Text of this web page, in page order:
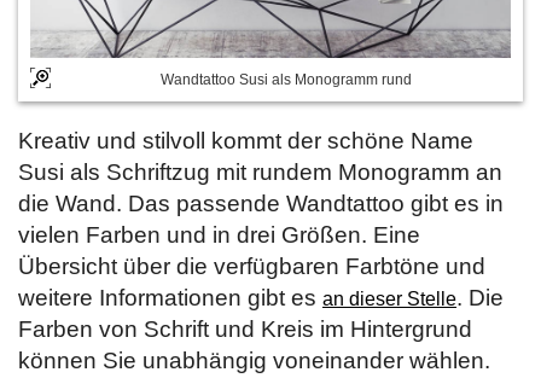
Wandtattoo Susi als Monogramm rund
Kreativ und stilvoll kommt der schöne Name
Susi als Schriftzug mit rundem Monogramm an
die Wand. Das passende Wandtattoo gibt es in
vielen Farben und in drei Größen. Eine
Übersicht über die verfügbaren Farbtöne und
weitere Informationen gibt es an dieser Stelle. Die
Farben von Schrift und Kreis im Hintergrund
können Sie unabhängig voneinander wählen.